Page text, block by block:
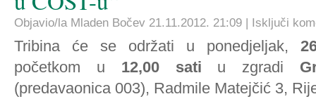
Objavio/la Mladen Bočev 21.11.2012. 21:09 | Isključi
Tribina će se održati u ponedjeljak,
početkom u 12,00 sati u zgradi
(predavaonica 003), Radmile Matejčić 3,